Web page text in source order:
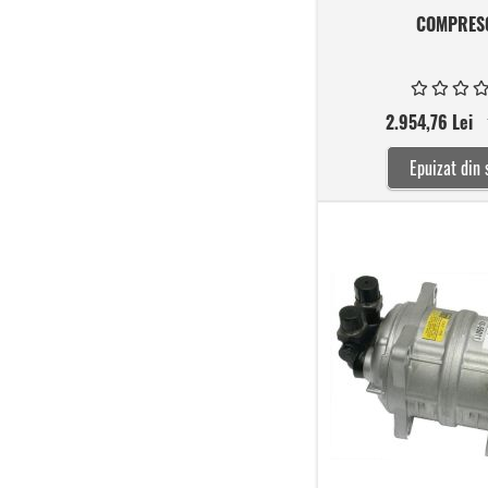
2.954,76 Lei
Epuizat din